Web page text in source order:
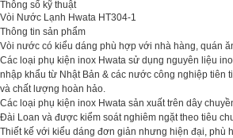
Thông số kỹ thuật
Vòi Nước Lạnh Hwata HT304-1
Thông tin sản phẩm
Vòi nước có kiểu dáng phù hợp với nhà hàng, quán
Các loại phụ kiện inox Hwata sử dụng nguyên liệu
nhập khẩu từ Nhật Bản & các nước công nghiệp tiên
và chất lượng hoàn hảo.
Các loại phụ kiện inox Hwata sản xuất trên dây
Đài Loan và được kiểm soát nghiêm ngặt theo tiêu
Thiết kế với kiểu dáng đơn giản nhưng hiện đại, phù